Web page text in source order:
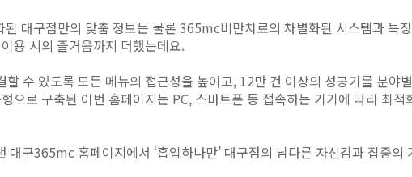
대구점만의 맞춤 정보는 물론 365mc비만치료의 차별화된 시스템과 특
용 시의 즐거움까지 더했는데요.
수 있도록 모든 메뉴의 접근성을 높이고, 12만 건 이상의 성공기를 분야
으로 구축된 이번 홈페이지는 PC, 스마트폰 등 접속하는 기기에 따라 최
구365mc 홈페이지에서 ‘흡입하나만’ 대구점의 남다른 자신감과 집중의